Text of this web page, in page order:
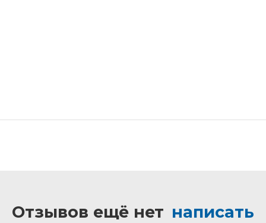
Отзывов ещё нет написать